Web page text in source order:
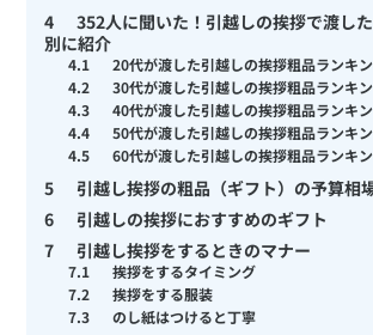
4
352人に聞いた！引越しの挨拶で渡し
別に紹介
4.1
20代が渡した引越しの挨拶粗品ランキ
4.2
30代が渡した引越しの挨拶粗品ランキ
4.3
40代が渡した引越しの挨拶粗品ランキ
4.4
50代が渡した引越しの挨拶粗品ランキ
4.5
60代が渡した引越しの挨拶粗品ランキ
5
引越し挨拶の粗品（ギフト）の予算相
6
引越しの挨拶におすすめのギフト
7
引越し挨拶をするときのマナー
7.1
挨拶をするタイミング
7.2
挨拶をする服装
7.3
のし紙はつけると丁寧